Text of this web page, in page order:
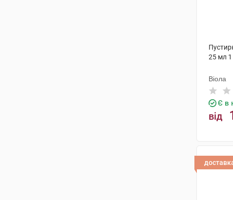
25 мл
Віола
Є в
від